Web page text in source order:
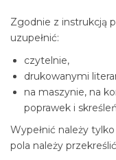
Zgodnie z instrukcją
uzupełnić:
czytelnie,
drukowanymi
na maszynie, na
poprawek i
Wypełnić należy
pola należy